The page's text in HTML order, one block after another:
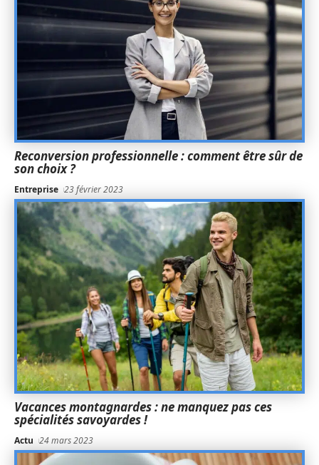
Reconversion professionnelle : comment être sûr de
son choix ?
Entreprise 23 février 2023
Vacances montagnardes : ne manquez pas ces
spécialités savoyardes !
Actu 24 mars 2023